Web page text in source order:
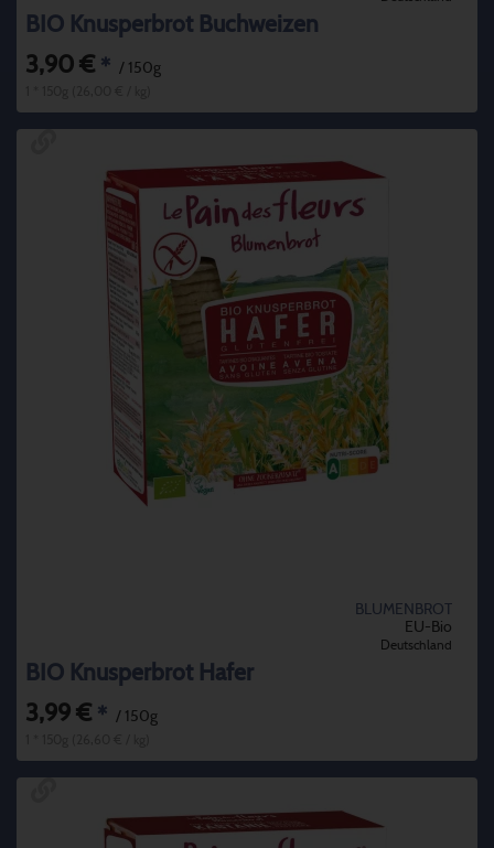
BIO Knusperbrot Buchweizen
3,90 € * / 150g
BLUMENBROT
EU-Bio
Deutschland
BIO Knusperbrot Hafer
3,99 € * / 150g